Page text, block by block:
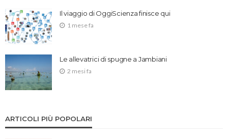
Il viaggio di OggiScienza finisce qui
1 mese fa
Le allevatrici di spugne a Jambiani
2 mesi fa
ARTICOLI PIÙ POPOLARI